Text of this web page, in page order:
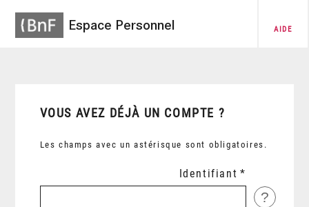
Espace Personnel AIDE
VOUS AVEZ DÉJÀ UN COMPTE ?
Les champs avec un astérisque sont obligatoires.
Identifiant
?